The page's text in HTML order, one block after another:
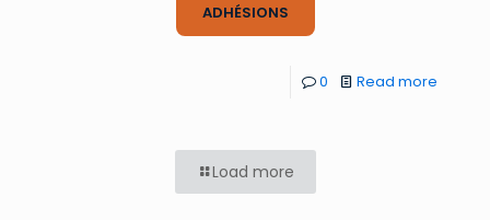
ADHÉSIONS
0 Read more
Load more